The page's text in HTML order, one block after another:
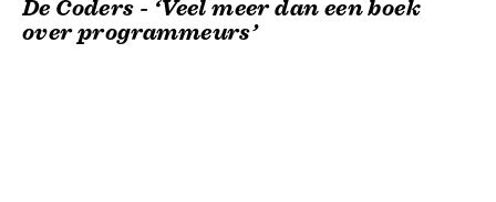
De Coders - ‘Veel meer dan een boek
over programmeurs’